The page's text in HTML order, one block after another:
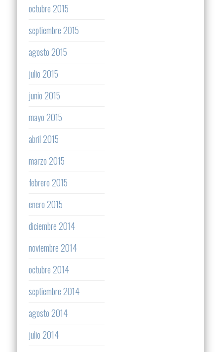
octubre 2015
septiembre 2015
agosto 2015
julio 2015
junio 2015
mayo 2015
abril 2015
marzo 2015
febrero 2015
enero 2015
diciembre 2014
noviembre 2014
octubre 2014
septiembre 2014
agosto 2014
julio 2014